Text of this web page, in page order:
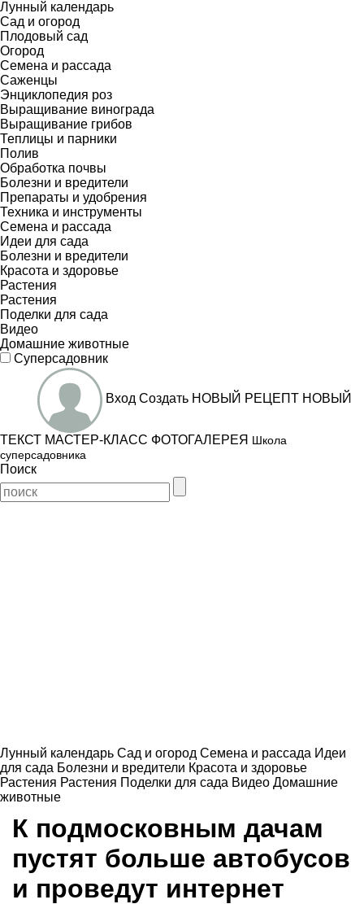
Лунный календарь
Сад и огород
Плодовый сад
Огород
Семена и рассада
Саженцы
Энциклопедия роз
Выращивание винограда
Выращивание грибов
Теплицы и парники
Полив
Обработка почвы
Болезни и вредители
Препараты и удобрения
Техника и инструменты
Семена и рассада
Идеи для сада
Болезни и вредители
Красота и здоровье
Растения
Растения
Поделки для сада
Видео
Домашние животные
Суперсадовник
Вход Создать НОВЫЙ РЕЦЕПТ НОВЫЙ
ТЕКСТ МАСТЕР-КЛАСС ФОТОГАЛЕРЕЯ Школа
суперсадовника
Поиск
Лунный календарь Сад и огород Семена и рассада Идеи
для сада Болезни и вредители Красота и здоровье
Растения Растения Поделки для сада Видео Домашние
животные
К подмосковным дачам
пустят больше автобусов
и проведут интернет